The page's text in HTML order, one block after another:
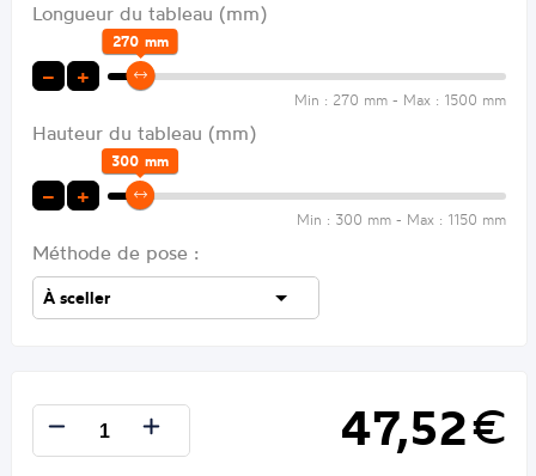
Longueur du tableau (mm)
− +
270 mm
Min : 270 mm - Max : 1500 mm
Hauteur du tableau (mm)
− +
300 mm
Min : 300 mm - Max : 1150 mm
Méthode de pose :
47,52€